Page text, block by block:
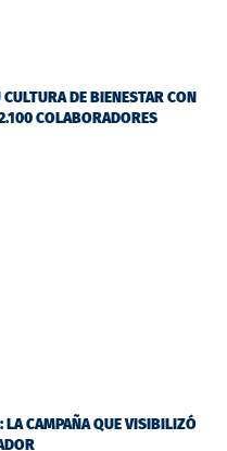
DE BIENESTAR CON
COLABORADORES
LA CAMPAÑA QUE VISIBILIZÓ